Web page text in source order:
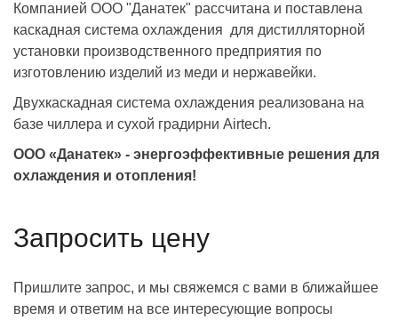
Компанией ООО "Данатек" рассчитана и поставлена
каскадная система охлаждения для дистилляторной
установки производственного предприятия по
изготовлению изделий из меди и нержавейки.
Двухкаскадная система охлаждения реализована на
базе чиллера и сухой градирни Airtech.
ООО «Данатек» - энергоэффективные решения для
охлаждения и отопления!
Запросить цену
Пришлите запрос, и мы свяжемся с вами в ближайшее
время и ответим на все интересующие вопросы